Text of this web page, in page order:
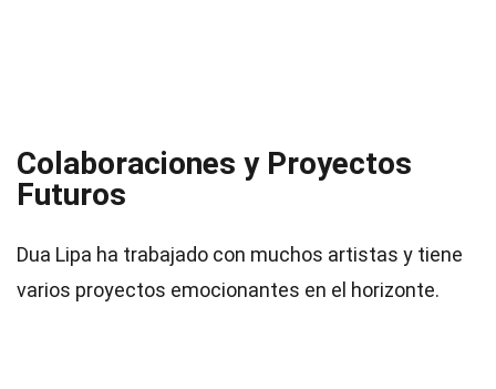
Colaboraciones y Proyectos
Futuros
Dua Lipa ha trabajado con muchos artistas y tiene
varios proyectos emocionantes en el horizonte.